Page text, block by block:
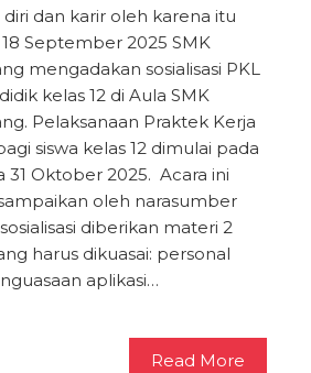
dan karir oleh karena itu
September 2025 SMK
mengadakan sosialisasi PKL
kelas 12 di Aula SMK
Pelaksanaan Praktek Kerja
siswa kelas 12 dimulai pada
31 Oktober 2025. Acara ini
oleh narasumber
diberikan materi 2
harus dikuasai: personal
aplikasi…
Read More